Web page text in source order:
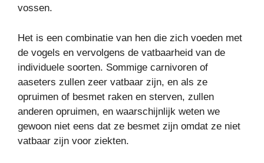
vossen.
Het is een combinatie van hen die zich voeden met
de vogels en vervolgens de vatbaarheid van de
individuele soorten. Sommige carnivoren of
aaseters zullen zeer vatbaar zijn, en als ze
opruimen of besmet raken en sterven, zullen
anderen opruimen, en waarschijnlijk weten we
gewoon niet eens dat ze besmet zijn omdat ze niet
vatbaar zijn voor ziekten.